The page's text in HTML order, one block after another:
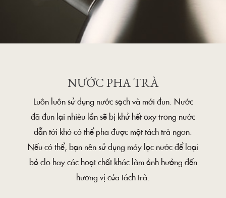
NƯỚC PHA TRÀ
Luôn luôn sử dụng nước sạch và mới đun. Nước
đã đun lại nhièu lần sẽ bị khử hết oxy trong nước
dẫn tới khó có thể pha được một tách trà ngon.
Nếu có thể, bạn nên sử dụng máy lọc nước để loại
bỏ clo hay các hoạt chất khác làm ảnh hưởng đến
hương vị của tách trà.